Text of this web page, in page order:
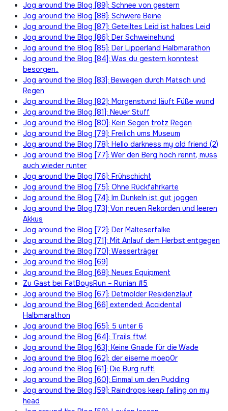
Jog around the Blog [89]: Schnee von gestern
Jog around the Blog [88]: Schwere Beine
Jog around the Blog [87]: Geteiltes Leid ist halbes Leid
Jog around the Blog [86]: Der Schweinehund
Jog around the Blog [85]: Der Lipperland Halbmarathon
Jog around the Blog [84]: Was du gestern konntest
besorgen..
Jog around the Blog [83]: Bewegen durch Matsch und
Regen
Jog around the Blog [82]: Morgenstund läuft Füße wund
Jog around the Blog [81]: Neuer Stuff
Jog around the Blog [80]: Kein Segen trotz Regen
Jog around the Blog [79]: Freilich ums Museum
Jog around the Blog [78]: Hello darkness my old friend (2)
Jog around the Blog [77]: Wer den Berg hoch rennt, muss
auch wieder runter
Jog around the Blog [76]: Frühschicht
Jog around the Blog [75]: Ohne Rückfahrkarte
Jog around the Blog [74]: Im Dunkeln ist gut joggen
Jog around the Blog [73]: Von neuen Rekorden und leeren
Akkus
Jog around the Blog [72]: Der Malteserfalke
Jog around the Blog [71]: Mit Anlauf dem Herbst entgegen
Jog around the Blog [70]: Wasserträger
Jog around the Blog [69]
Jog around the Blog [68]: Neues Equipment
Zu Gast bei FatBoysRun – Runian #5
Jog around the Blog [67]: Detmolder Residenzlauf
Jog around the Blog [66] extended: Accidental
Halbmarathon
Jog around the Blog [65]: 5 unter 6
Jog around the Blog [64]: Trails ftw!
Jog around the Blog [63]: Keine Gnade für die Wade
Jog around the Blog [62]: der eiserne moep0r
Jog around the Blog [61]: Die Burg ruft!
Jog around the Blog [60]: Einmal um den Pudding
Jog around the Blog [59]: Raindrops keep falling on my
head